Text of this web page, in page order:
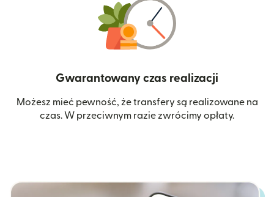
Gwarantowany czas realizacji
Możesz mieć pewność, że transfery są realizowane na
czas. W przeciwnym razie zwrócimy opłaty.